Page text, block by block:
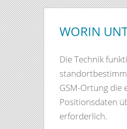
WORIN
Die Technik
GSM-Ortung die
Positionsdaten
erforderlich.